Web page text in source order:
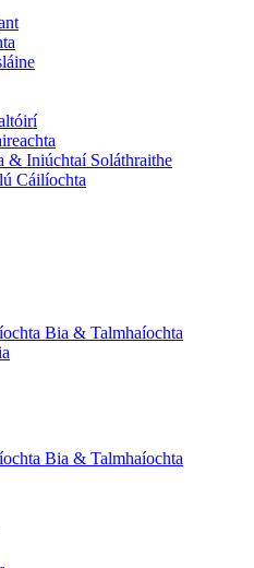
& Iniúchtaí Soláthraithe
Cáilíochta
Bia & Talmhaíochta
Bia & Talmhaíochta